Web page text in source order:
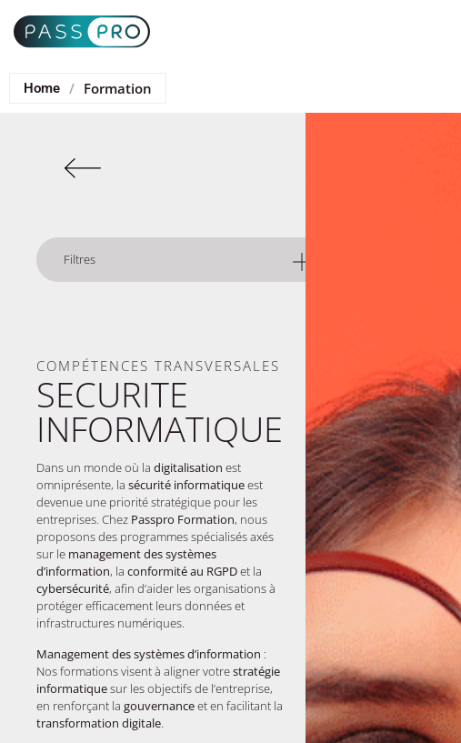
Home / Formation
Filtres
Type Distanciel ou Présentiel
Difficulté Difficulté
Débutant
Confirmé
Réinitialiser
COMPÉTENCES TRANSVERSALES
SECURITE
INFORMATIQUE
Dans un monde où la digitalisation est
omniprésente, la sécurité informatiqueest
devenue une priorité stratégique pour les
entreprises. Chez Passpro Formation, nous
proposons des programmes spécialisés axés
sur le management des systèmes
d’information, la conformité au RGPDet la
cybersécurité, afin d’aider les organisations à
protéger efficacement leurs données et
infrastructures numériques.
Management des systèmes d’information :
Nos formations visent à aligner votrestratégie
informatiquesur les objectifs de l’entreprise,
en renforçant la gouvernanceet en facilitant la
transformation digitale.